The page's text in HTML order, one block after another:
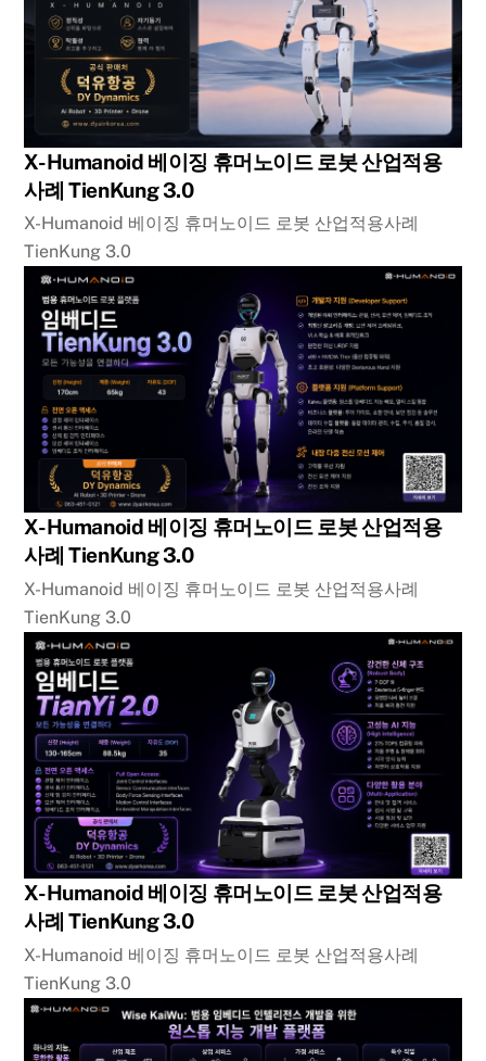
X-Humanoid 베이징 휴머노이드 로봇 산업적용
사례 TienKung 3.0
X-Humanoid 베이징 휴머노이드 로봇 산업적용사례
TienKung 3.0
X-Humanoid 베이징 휴머노이드 로봇 산업적용
사례 TienKung 3.0
X-Humanoid 베이징 휴머노이드 로봇 산업적용사례
TienKung 3.0
X-Humanoid 베이징 휴머노이드 로봇 산업적용
사례 TienKung 3.0
X-Humanoid 베이징 휴머노이드 로봇 산업적용사례
TienKung 3.0